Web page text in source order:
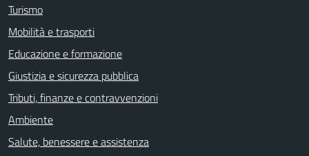
Turismo
Mobilità e trasporti
Educazione e formazione
Giustizia e sicurezza pubblica
Tributi, finanze e contravvenzioni
Ambiente
Salute, benessere e assistenza